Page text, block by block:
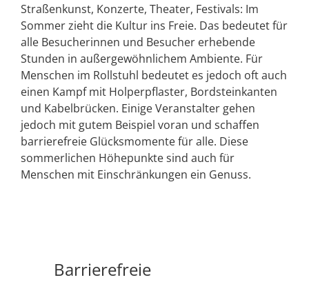
Straßenkunst, Konzerte, Theater, Festivals: Im
Sommer zieht die Kultur ins Freie. Das bedeutet für
alle Besucherinnen und Besucher erhebende
Stunden in außergewöhnlichem Ambiente. Für
Menschen im Rollstuhl bedeutet es jedoch oft auch
einen Kampf mit Holperpflaster, Bordsteinkanten
und Kabelbrücken. Einige Veranstalter gehen
jedoch mit gutem Beispiel voran und schaffen
barrierefreie Glücksmomente für alle. Diese
sommerlichen Höhepunkte sind auch für
Menschen mit Einschränkungen ein Genuss.
Barrierefreie